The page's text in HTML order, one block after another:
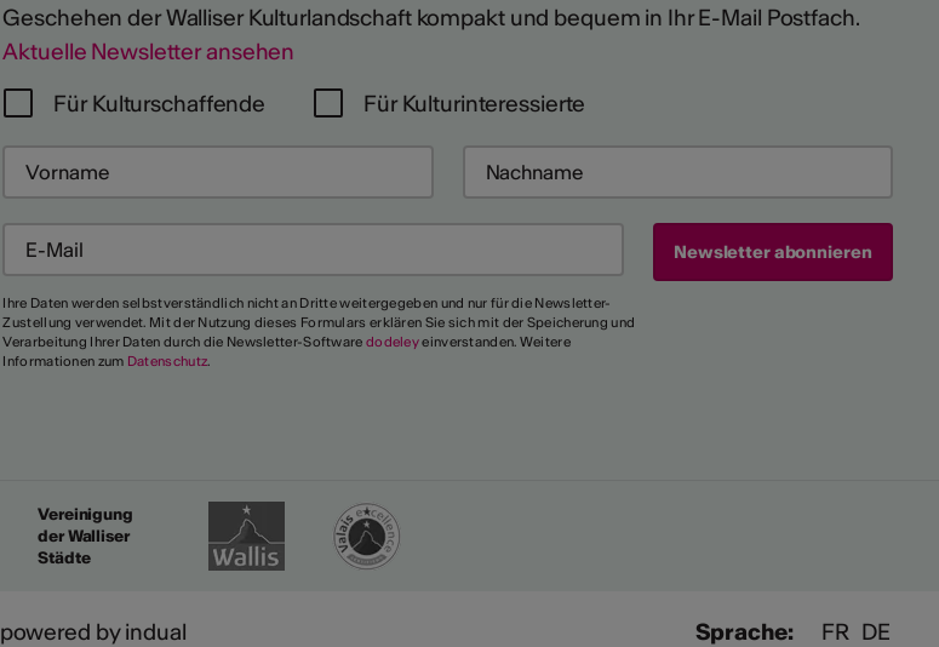
Geschehen der Walliser Kulturlandschaft kompakt und bequem in Ihr E-Mail Postfach.
Aktuelle Newsletter ansehen
Für Kulturschaffende
Für Kulturinteressierte
Ihre Daten werden selbstverständlich nicht an Dritte weitergegeben und nur für die Newsletter-
Zustellung verwendet. Mit der Nutzung dieses Formulars erklären Sie sich mit der Speicherung und
Verarbeitung Ihrer Daten durch die Newsletter-Software dodeleyeinverstanden. Weitere
Informationen zum Datenschutz.
Vereinigung
der Walliser
Städte
powered by indual Sprache: FR DE